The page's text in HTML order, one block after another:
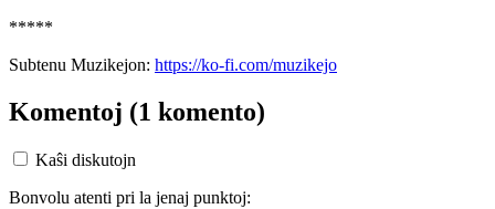
*****
Subtenu Muzikejon: https://ko-fi.com/muzikejo
Komentoj (1 komento)
Kaŝi diskutojn
Bonvolu atenti pri la jenaj punktoj: